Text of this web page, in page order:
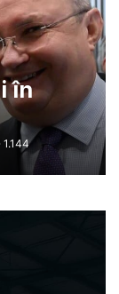
în
va
1.144